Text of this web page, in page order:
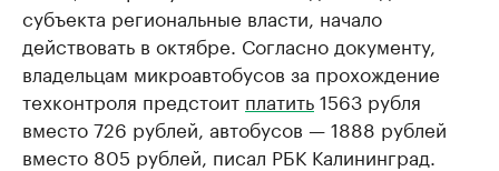
субъекта региональные власти, начало
действовать в октябре. Согласно документу,
владельцам микроавтобусов за прохождение
техконтроля предстоит платить1563 рубля
вместо 726 рублей, автобусов — 1888 рублей
вместо 805 рублей, писал РБК Калининград.